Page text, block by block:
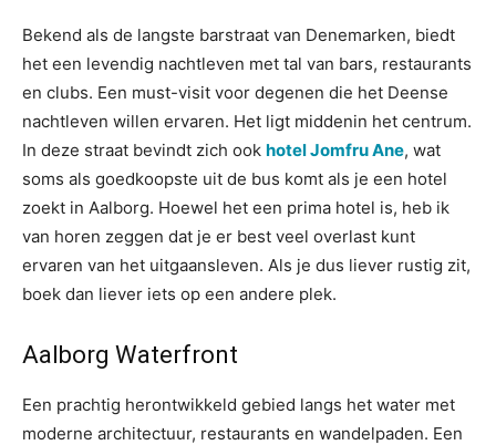
Bekend als de langste barstraat van Denemarken, biedt
het een levendig nachtleven met tal van bars, restaurants
en clubs. Een must-visit voor degenen die het Deense
nachtleven willen ervaren. Het ligt middenin het centrum.
In deze straat bevindt zich ook hotel Jomfru Ane, wat
soms als goedkoopste uit de bus komt als je een hotel
zoekt in Aalborg. Hoewel het een prima hotel is, heb ik
van horen zeggen dat je er best veel overlast kunt
ervaren van het uitgaansleven. Als je dus liever rustig zit,
boek dan liever iets op een andere plek.
Aalborg Waterfront
Een prachtig herontwikkeld gebied langs het water met
moderne architectuur, restaurants en wandelpaden. Een